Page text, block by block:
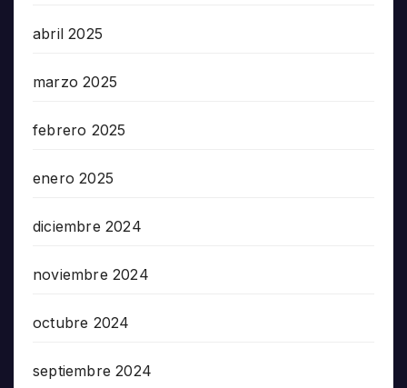
abril 2025
marzo 2025
febrero 2025
enero 2025
diciembre 2024
noviembre 2024
octubre 2024
septiembre 2024